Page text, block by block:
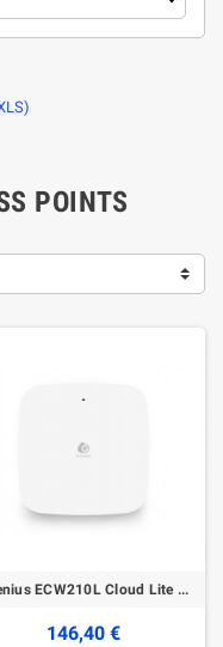
POINTS
EnGenius ECW210L Cloud Lite Managed Wireless Indoor Access Point
146,40 €